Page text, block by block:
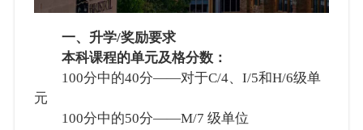
一、升学/奖励要求
本科课程的单元及格分数：
100分中的40分——对于C/4、I/5和H/6级单
元
100分中的50分——M/7 级单位